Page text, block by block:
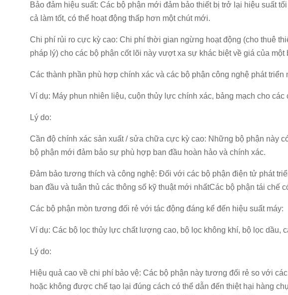
Bảo đảm hiệu suất: Các bộ phận mới đảm bảo thiết bị trở lại hiệu suất
cả làm tốt, có thể hoạt động thấp hơn một chút mới.
Chi phí rủi ro cực kỳ cao: Chi phí thời gian ngừng hoạt động (cho thuê
pháp lý) cho các bộ phận cốt lõi này vượt xa sự khác biệt về giá của
Các thành phần phù hợp chính xác và các bộ phận công nghệ phát triển
Ví dụ: Máy phun nhiên liệu, cuộn thủy lực chính xác, bảng mạch cho
Lý do:
Cần độ chính xác sản xuất / sửa chữa cực kỳ cao: Những bộ phận này
bộ phận mới đảm bảo sự phù hợp ban đầu hoàn hảo và chính xác.
Đảm bảo tương thích và công nghệ: Đối với các bộ phận điện tử phát
ban đầu và tuân thủ các thông số kỹ thuật mới nhấtCác bộ phận tái chế
Các bộ phận mòn tương đối rẻ với tác động đáng kể đến hiệu suất máy:
Ví dụ: Các bộ lọc thủy lực chất lượng cao, bộ lọc không khí, bộ lọc dầu,
Lý do:
Hiệu quả cao về chi phí bảo vệ: Các bộ phận này tương đối rẻ so với
hoặc không được chế tạo lại đúng cách có thể dẫn đến thiệt hại hàng